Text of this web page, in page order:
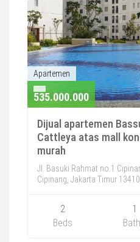
Apartemen
535.000.000
Dijual apartemen
Cattleya atas mall
murah
Jl. Basuki Rahmat no.1
Cipinang, Jakarta Timur 13410
2
Beds
1